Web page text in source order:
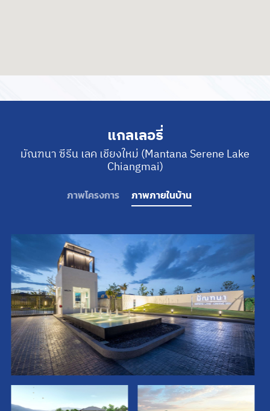
แกลเลอรี่
มัณฑนา ซีรีน เลค เชียงใหม่ (Mantana Serene Lake
Chiangmai)
ภาพโครงการ ภาพภายในบ้าน